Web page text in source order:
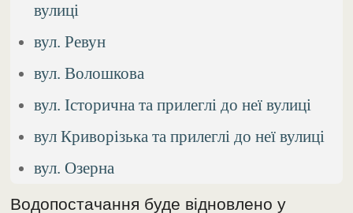
вулиці
вул. Ревун
вул. Волошкова
вул. Історична та прилеглі до неї вулиці
вул Криворізька та прилеглі до неї вулиці
вул. Озерна
Водопостачання буде відновлено у